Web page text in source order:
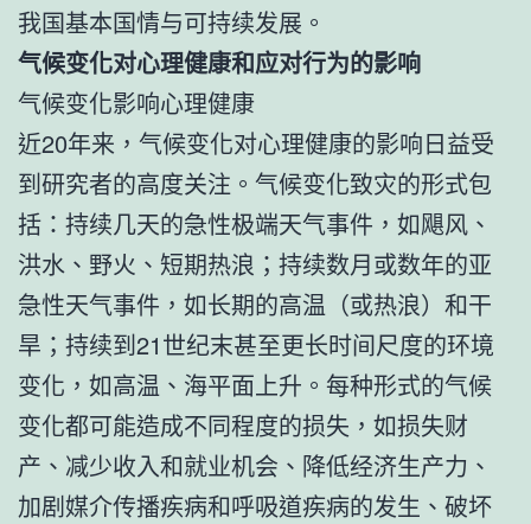
我国基本国情与可持续发展。
气候变化对心理健康和应对行为的影响
气候变化影响心理健康
近20年来，气候变化对心理健康的影响日益受
到研究者的高度关注。气候变化致灾的形式包
括：持续几天的急性极端天气事件，如飓风、
洪水、野火、短期热浪；持续数月或数年的亚
急性天气事件，如长期的高温（或热浪）和干
旱；持续到21世纪末甚至更长时间尺度的环境
变化，如高温、海平面上升。每种形式的气候
变化都可能造成不同程度的损失，如损失财
产、减少收入和就业机会、降低经济生产力、
加剧媒介传播疾病和呼吸道疾病的发生、破坏